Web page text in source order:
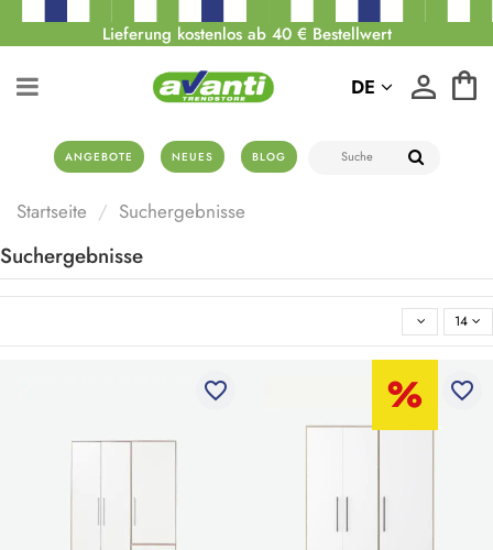
Lieferung kostenlos ab 40 € Bestellwert
ANGEBOTE NEUES BLOG
DE
Startseite Suchergebnisse
Suchergebnisse
14
favorite_border favorite_border